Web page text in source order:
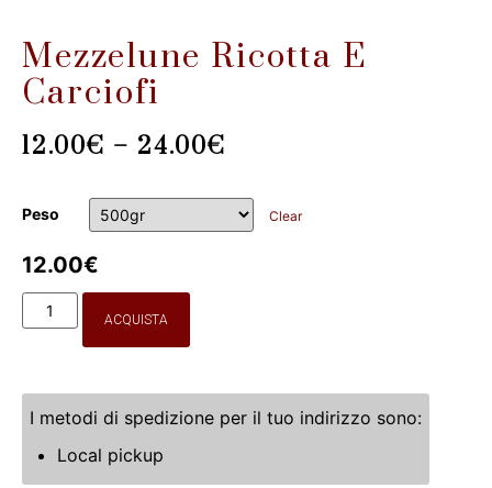
Mezzelune Ricotta E
Carciofi
12.00€ – 24.00€
Peso Clear
12.00€
ACQUISTA
I metodi di spedizione per il tuo indirizzo sono:
Local pickup